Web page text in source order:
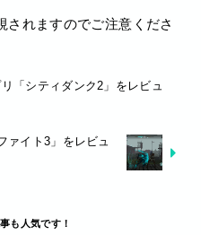
されますのでご注意くださ
「シティダンク2」をレビュ
ァイト3」をレビュ